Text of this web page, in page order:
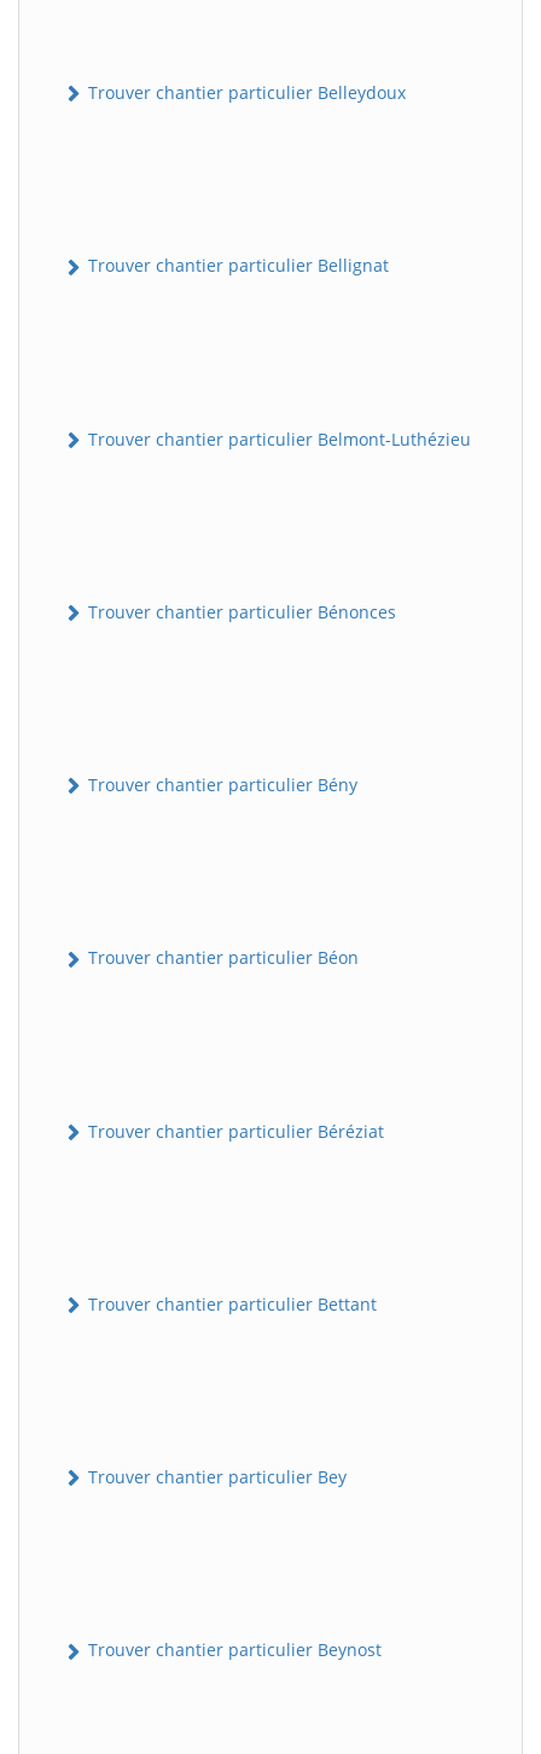
Trouver chantier particulier Belleydoux
Trouver chantier particulier Bellignat
Trouver chantier particulier Belmont-Luthézieu
Trouver chantier particulier Bénonces
Trouver chantier particulier Bény
Trouver chantier particulier Béon
Trouver chantier particulier Béréziat
Trouver chantier particulier Bettant
Trouver chantier particulier Bey
Trouver chantier particulier Beynost